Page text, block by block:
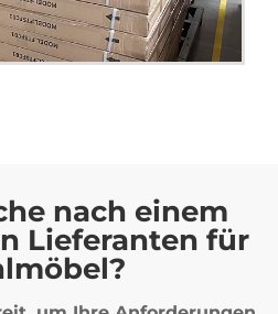
nach einem
Lieferanten für